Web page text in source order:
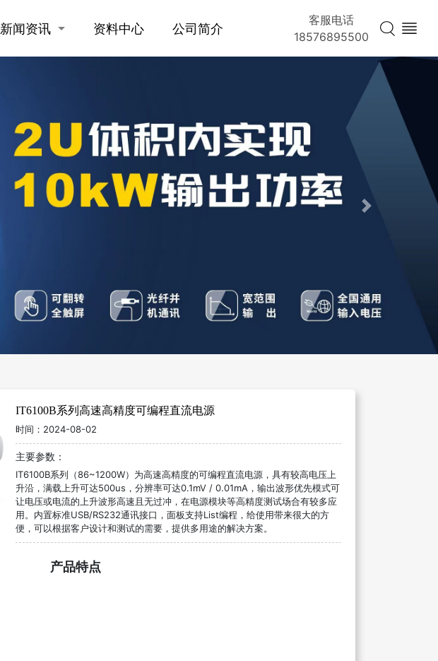
新闻资讯 资料中心 公司简介
客服电话
18576895500
Next
IT6100B系列高速高精度可编程直流电源
时间： 2024-08-02
主要参数：
IT6100B系列（86~1200W）为高速高精度的可编程直流电源，具有较高电压上
升沿，满载上升可达500us ，分辨率可达0.1mV / 0.01mA ，输出波形优先模式可
让电压或电流的上升波形高速且无过冲，在电源模块等高精度测试场合有较多应
用。内置标准USB/RS232通讯接口，面板支持List编程，给使用带来很大的方
便，可以根据客户设计和测试的需要，提供多用途的解决方案。
产品特点